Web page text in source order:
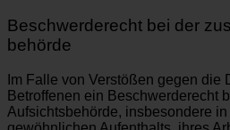
Beschwerde­recht bei der
behörde
Im Falle von Verstößen gegen die
Betroffenen ein Beschwerderecht
Aufsichtsbehörde, insbesondere